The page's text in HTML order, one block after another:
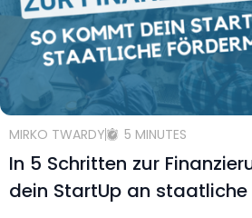
MIRKO TWARDY 5 MINUTES
In 5 Schritten zur
dein StartUp an